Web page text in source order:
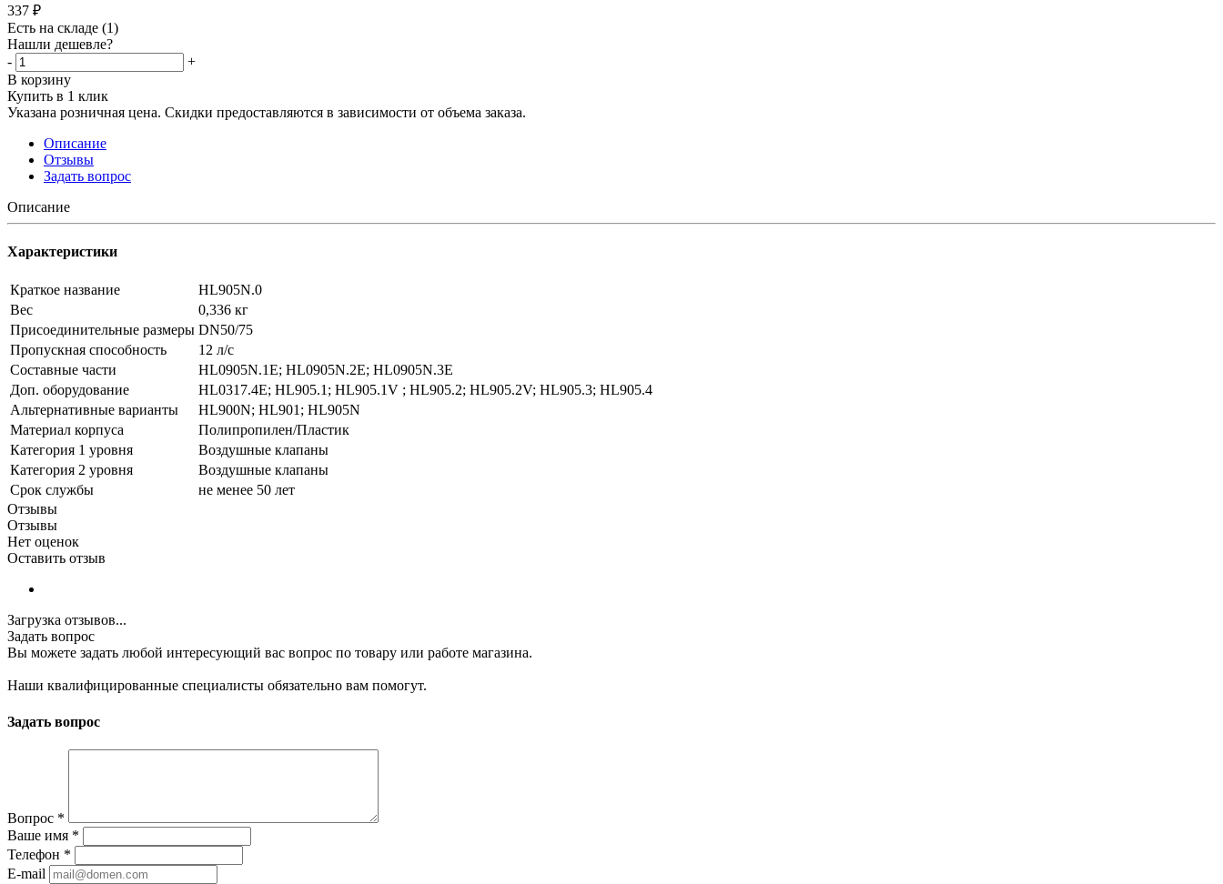
337 ₽
Есть на складе (1)
Нашли дешевле?
-
+
В корзину
Купить в 1 клик
Указана розничная цена. Скидки предоставляются в зависимости от объема заказа.
Описание
Отзывы
Задать вопрос
Описание
Характеристики
Краткое название
HL905N.0
Вес
0,336 кг
Присоединительные размеры DN50/75
Пропускная способность
12 л/с
Составные части
HL0905N.1E; HL0905N.2E; HL0905N.3E
Доп. оборудование
HL0317.4E; HL905.1; HL905.1V ; HL905.2; HL905.2V; HL905.3; HL905.4
Альтернативные варианты
HL900N; HL901; HL905N
Материал корпуса
Полипропилен/Пластик
Категория 1 уровня
Воздушные клапаны
Категория 2 уровня
Воздушные клапаны
Срок службы
не менее 50 лет
Отзывы
Отзывы
Нет оценок
Оставить отзыв
Загрузка отзывов...
Задать вопрос
Вы можете задать любой интересующий вас вопрос по товару или работе магазина.
Наши квалифицированные специалисты обязательно вам помогут.
Задать вопрос
Вопрос *
Ваше имя *
Телефон *
E-mail